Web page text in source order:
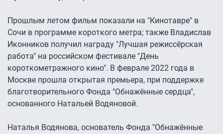
Прошлым летом фильм показали на "Кинотавре" в
Сочи в программе короткого метра; также Владислав
Иконников получил награду "Лучшая режиссёрская
работа" на российском фестивале "День
короткометражного кино". В феврале 2022 года в
Москве прошла открытая премьера, при поддержке
благотворительного Фонда "Обнажённые сердца",
основанного Натальей Водяновой.
Наталья Водянова, основатель Фонда "Обнажённые